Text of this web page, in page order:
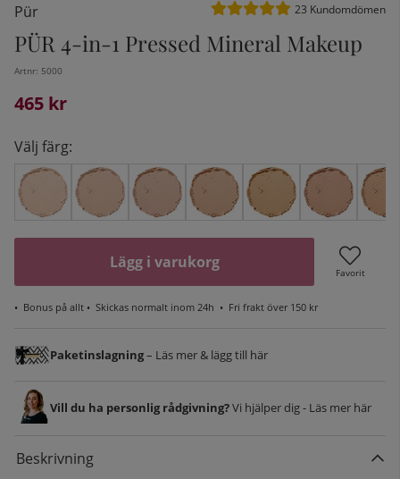
Pür Medelbetyg 5 av 5 Antal
23 Kundomdömen
PÜR 4-in-1 Pressed Mineral Makeup
Artnr: 5000
465 kr
Välj färg:
Lägg i varukorg
Favorit
• Bonus på allt • Skickas normalt inom 24h • Fri frakt över 150 kr
Paketinslagning– Läs mer & lägg till här
Vill du ha personlig rådgivning?Vi hjälper dig - Läs mer här
Beskrivning